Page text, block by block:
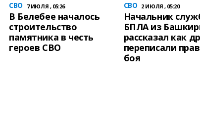
СВО 7 ИЮЛЯ , 05:26
В Белебее началось
строительство
памятника в честь
героев СВО
СВО 2 ИЮЛЯ , 05:20
Начальник
БПЛА из
рассказал как
переписали
боя